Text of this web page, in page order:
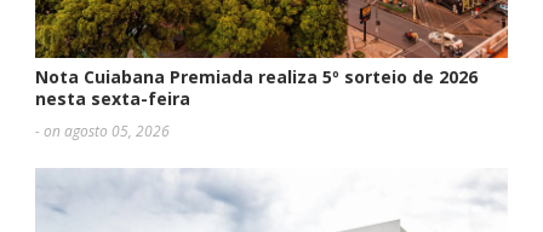
Nota Cuiabana Premiada realiza 5º sorteio de 2026
nesta sexta-feira
- on agosto 05, 2026